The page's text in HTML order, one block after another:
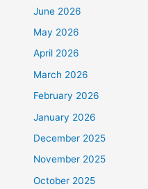
June 2026
May 2026
April 2026
March 2026
February 2026
January 2026
December 2025
November 2025
October 2025